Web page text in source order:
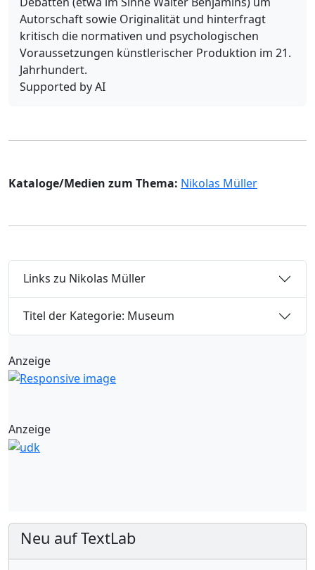
Autorschaft sowie Originalität und hinterfragt
kritisch die normativen und psychologischen
Voraussetzungen künstlerischer Produktion im 21.
Jahrhundert.
Supported by AI
Kataloge/Medien zum Thema: Nikolas Müller
Links zu Nikolas Müller
Titel der Kategorie: Museum
Anzeige
Anzeige
Neu auf TextLab